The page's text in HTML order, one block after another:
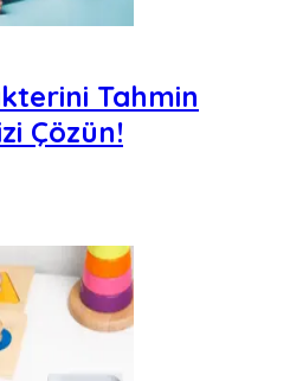
Tahmin
Çözün!